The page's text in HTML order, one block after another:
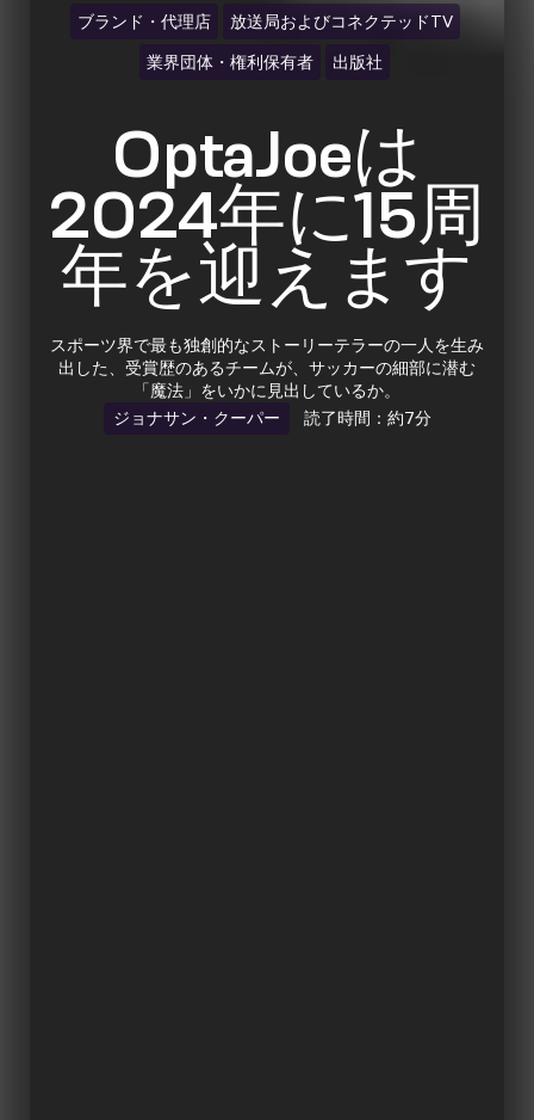
ブランド・代理店 放送局およびコネクテッドTV
業界団体・権利保有者 出版社
OptaJoeは
2024年に15周
年を迎えます
スポーツ界で最も独創的なストーリーテラーの一人を生み
出した、受賞歴のあるチームが、サッカーの細部に潜む
「魔法」をいかに見出しているか。
ジョナサン・クーパー
読了時間：約7分